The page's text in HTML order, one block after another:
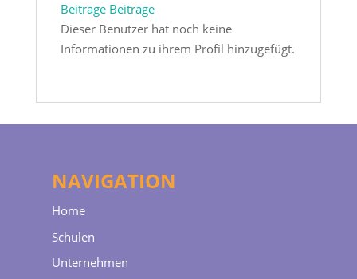
Beiträge Beiträge
Dieser Benutzer hat noch keine
Informationen zu ihrem Profil hinzugefügt.
NAVIGATION
Home
Schulen
Unternehmen